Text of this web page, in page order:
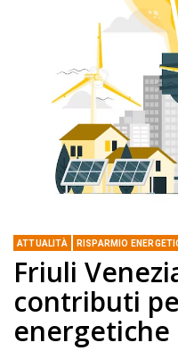
ATTUALITÀ RISPARMIO
Friuli
contributi
energetiche